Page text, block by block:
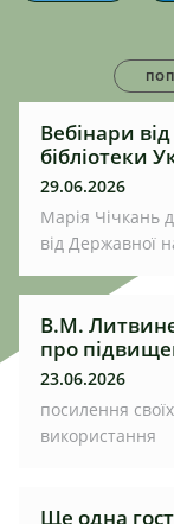
Вебінари
бібліотеки
29.06.2026
Марія Чічкань
від Державної
В.М.
про
23.06.2026
посилення
використання
Ще одна